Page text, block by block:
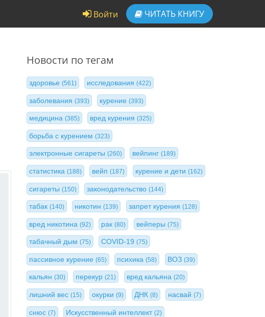
Войти ЧИТАТЬ КНИГУ
Новости по тегам
здоровье (561) исследования(422)
заболевания (393) курение(393)
медицина (385) вред курения(325)
борьба с курением (323)
электронные сигареты (260) вейпинг(189)
статистика (188) вейп(187) курение и дети (162)
сигареты (150) законодательство(144)
табак (140) никотин(139) запрет курения (128)
вред никотина (92) рак(80) вейперы (75)
табачный дым (75) COVID-19(75)
пассивное курение (65) психика(58) ВОЗ (39)
кальян (30) перекур(21) вред кальяна (20)
лишний вес (15) окурки(9) ДНК (8) насвай(7)
снюс (7) Искусственный интеллект(2)